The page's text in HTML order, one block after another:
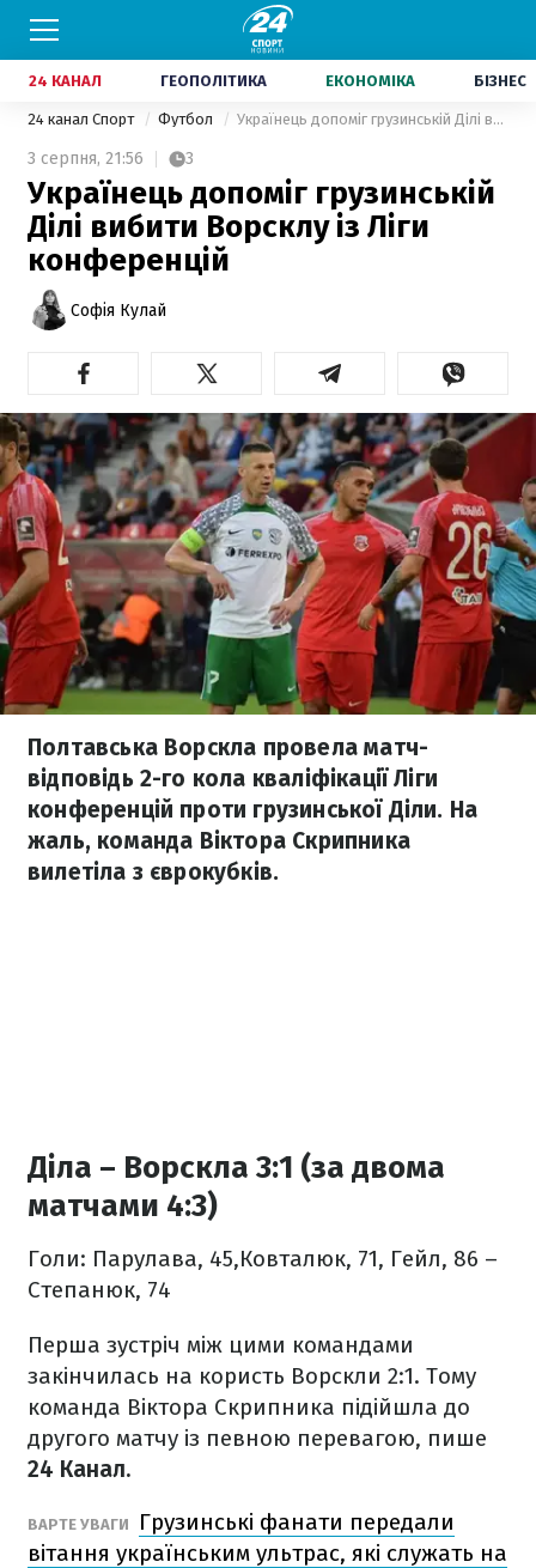
24 КАНАЛ ГЕОПОЛІТИКА ЕКОНОМІКА БІЗНЕС
24 канал Спорт Футбол Українець допоміг грузинській Ділі вибити Ворсклу із Ліги конференцій
3 серпня, 21:56 3
Українець допоміг грузинській
Ділі вибити Ворсклу із Ліги
конференцій
Софія Кулай
Полтавська Ворскла провела матч-
відповідь 2-го кола кваліфікації Ліги
конференцій проти грузинської Діли. На
жаль, команда Віктора Скрипника
вилетіла з єврокубків.
Діла – Ворскла 3:1 (за двома
матчами 4:3)
Голи: Парулава, 45,Ковталюк, 71, Гейл, 86 –
Степанюк, 74
Перша зустріч між цими командами
закінчилась на користь Ворскли 2:1. Тому
команда Віктора Скрипника підійшла до
другого матчу із певною перевагою, пише
24 Канал.
​ВАРТЕ УВАГИ
Грузинські фанати передали
вітання українським ультрас, які служать на